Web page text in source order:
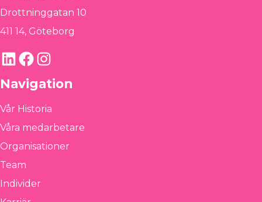
Drottninggatan 10
411 14, Göteborg
LinkedIn
Facebook
Instagram
Navigation
Vår Historia
Våra medarbetare
Organisationer
Team
Individer